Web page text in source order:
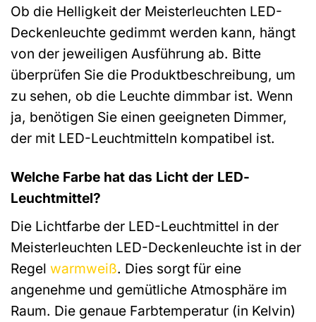
Ob die Helligkeit der Meisterleuchten LED-
Deckenleuchte gedimmt werden kann, hängt
von der jeweiligen Ausführung ab. Bitte
überprüfen Sie die Produktbeschreibung, um
zu sehen, ob die Leuchte dimmbar ist. Wenn
ja, benötigen Sie einen geeigneten Dimmer,
der mit LED-Leuchtmitteln kompatibel ist.
Welche Farbe hat das Licht der LED-
Leuchtmittel?
Die Lichtfarbe der LED-Leuchtmittel in der
Meisterleuchten LED-Deckenleuchte ist in der
Regel warmweiß. Dies sorgt für eine
angenehme und gemütliche Atmosphäre im
Raum. Die genaue Farbtemperatur (in Kelvin)